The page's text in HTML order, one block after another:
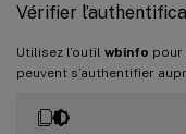
Vérifier
Utilisez l’outil wbinfo pour
peuvent s’authentifier